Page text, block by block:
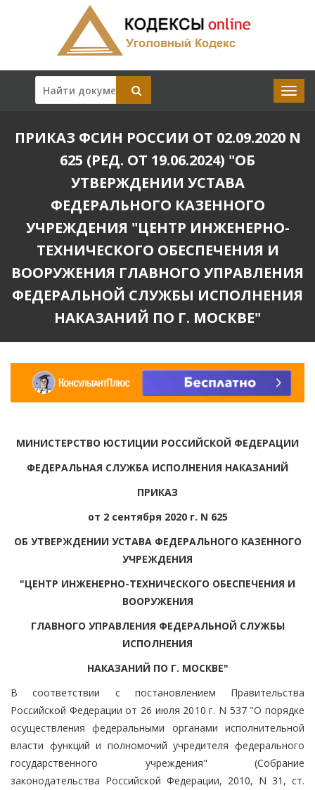
ПРИКАЗ ФСИН РОССИИ ОТ 02.09.2020 N
625 (РЕД. ОТ 19.06.2024) "ОБ
УТВЕРЖДЕНИИ УСТАВА
ФЕДЕРАЛЬНОГО КАЗЕННОГО
УЧРЕЖДЕНИЯ "ЦЕНТР ИНЖЕНЕРНО-
ТЕХНИЧЕСКОГО ОБЕСПЕЧЕНИЯ И
ВООРУЖЕНИЯ ГЛАВНОГО УПРАВЛЕНИЯ
ФЕДЕРАЛЬНОЙ СЛУЖБЫ ИСПОЛНЕНИЯ
НАКАЗАНИЙ ПО Г. МОСКВЕ"
МИНИСТЕРСТВО ЮСТИЦИИ РОССИЙСКОЙ ФЕДЕРАЦИИ
ФЕДЕРАЛЬНАЯ СЛУЖБА ИСПОЛНЕНИЯ НАКАЗАНИЙ
ПРИКАЗ
от 2 сентября 2020 г. N 625
ОБ УТВЕРЖДЕНИИ УСТАВА ФЕДЕРАЛЬНОГО КАЗЕННОГО
УЧРЕЖДЕНИЯ
"ЦЕНТР ИНЖЕНЕРНО-ТЕХНИЧЕСКОГО ОБЕСПЕЧЕНИЯ И
ВООРУЖЕНИЯ
ГЛАВНОГО УПРАВЛЕНИЯ ФЕДЕРАЛЬНОЙ СЛУЖБЫ
ИСПОЛНЕНИЯ
НАКАЗАНИЙ ПО Г. МОСКВЕ"
В соответствии с постановлением Правительства
Российской Федерации от 26 июля 2010 г. N 537 "О порядке
осуществления федеральными органами исполнительной
власти функций и полномочий учредителя федерального
государственного учреждения" (Собрание
законодательства Российской Федерации, 2010, N 31, ст.